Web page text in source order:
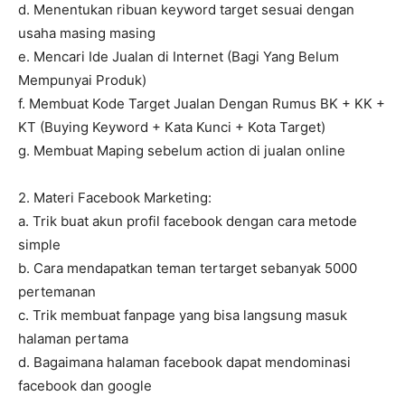
d. Menentukan ribuan keyword target sesuai dengan
usaha masing masing
e. Mencari Ide Jualan di Internet (Bagi Yang Belum
Mempunyai Produk)
f. Membuat Kode Target Jualan Dengan Rumus BK + KK +
KT (Buying Keyword + Kata Kunci + Kota Target)
g. Membuat Maping sebelum action di jualan online
2. Materi Facebook Marketing:
a. Trik buat akun profil facebook dengan cara metode
simple
b. Cara mendapatkan teman tertarget sebanyak 5000
pertemanan
c. Trik membuat fanpage yang bisa langsung masuk
halaman pertama
d. Bagaimana halaman facebook dapat mendominasi
facebook dan google